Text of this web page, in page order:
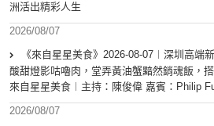
洲活出精彩人生
2026/08/07
《來自星星美食》2026-08-07︱深圳高端
酸甜燈影咕嚕肉，堂弄黃油蟹黯然銷魂飯，
來自星星美食︱主持：陳俊偉 嘉賓：Philip
2026/08/07